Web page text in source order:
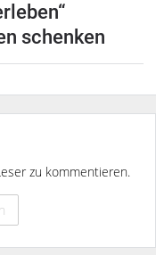
schenken
zu kommentieren.